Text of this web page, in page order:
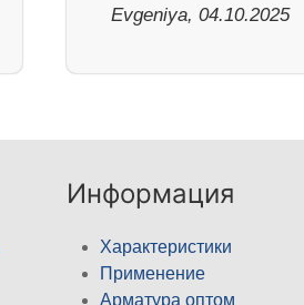
Evgeniya, 04.10.2025
Информация
Характеристики
Применение
Арматура оптом